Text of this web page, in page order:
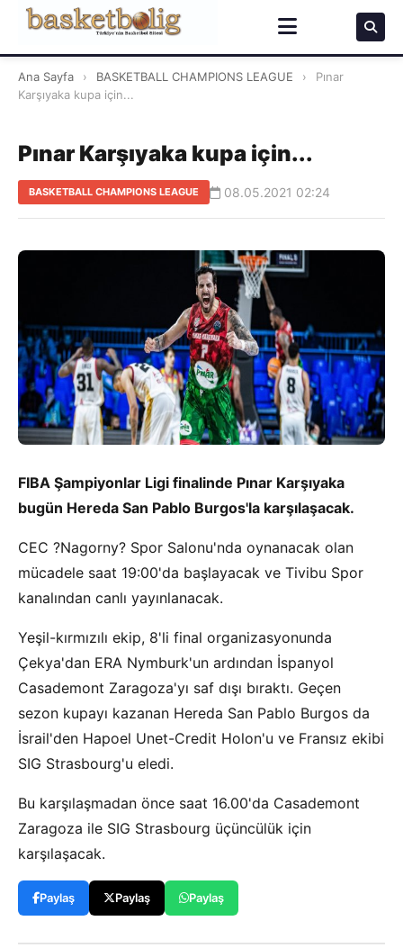
Ana Sayfa › BASKETBALL CHAMPIONS LEAGUE ›
Pınar
Karşıyaka kupa için...
Pınar Karşıyaka kupa için...
BASKETBALL CHAMPIONS LEAGUE 08.05.2021 02:24
FIBA Şampiyonlar Ligi finalinde Pınar Karşıyaka
bugün Hereda San Pablo Burgos'la karşılaşacak.
CEC ?Nagorny? Spor Salonu'nda oynanacak olan
mücadele saat 19:00'da başlayacak ve Tivibu Spor
kanalından canlı yayınlanacak.
Yeşil-kırmızılı ekip, 8'li final organizasyonunda
Çekya'dan ERA Nymburk'un ardından İspanyol
Casademont Zaragoza'yı saf dışı bıraktı. Geçen
sezon kupayı kazanan Hereda San Pablo Burgos da
İsrail'den Hapoel Unet-Credit Holon'u ve Fransız ekibi
SIG Strasbourg'u eledi.
Bu karşılaşmadan önce saat 16.00'da Casademont
Zaragoza ile SIG Strasbourg üçüncülük için
karşılaşacak.
Paylaş Paylaş Paylaş